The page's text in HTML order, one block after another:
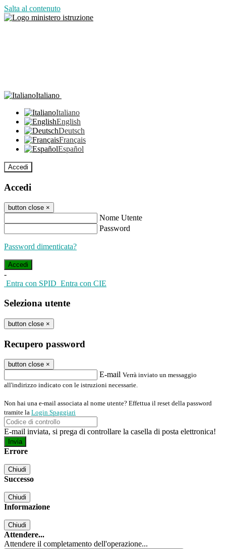
Salta al contenuto
Italiano
Italiano
English
Deutsch
Français
Español
Accedi
Accedi
button close ×
Nome Utente
Password
Password dimenticata?
-
Entra con SPID Entra con CIE
Seleziona utente
button close ×
Recupero password
button close ×
E-mail Verrà inviato un messaggio
all'indirizzo indicato con le istruzioni necessarie.
Non hai una e-mail associata al nome utente? Effettua il reset della password
tramite la Login Spaggiari
E-mail inviata, si prega di controllare la casella di posta elettronica!
Errore
Chiudi
Successo
Chiudi
Informazione
Chiudi
Attendere...
Attendere il completamento dell'operazione...